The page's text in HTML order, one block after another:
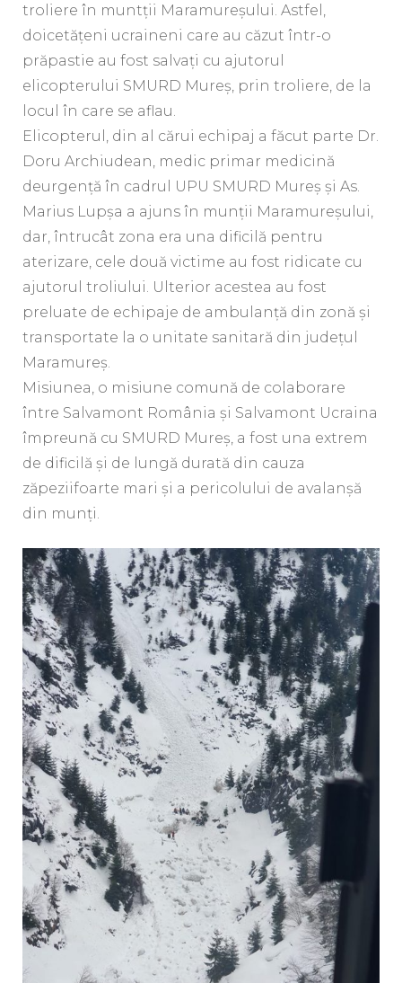
troliere în muntții Maramureşului. Astfel,
doicetăţeni ucraineni care au căzut într-o
prăpastie au fost salvaţi cu ajutorul
elicopterului SMURD Mureş, prin troliere, de la
locul în care se aflau.
Elicopterul, din al cărui echipaj a făcut parte Dr.
Doru Archiudean, medic primar medicină
deurgenţă în cadrul UPU SMURD Mureş şi As.
Marius Lupşa a ajuns în munţii Maramureşului,
dar, întrucât zona era una dificilă pentru
aterizare, cele două victime au fost ridicate cu
ajutorul troliului. Ulterior acestea au fost
preluate de echipaje de ambulanţă din zonă şi
transportate la o unitate sanitară din judeţul
Maramureş.
Misiunea, o misiune comună de colaborare
între Salvamont România şi Salvamont Ucraina
împreună cu SMURD Mureş, a fost una extrem
de dificilă şi de lungă durată din cauza
zăpeziifoarte mari şi a pericolului de avalanşă
din munţi.